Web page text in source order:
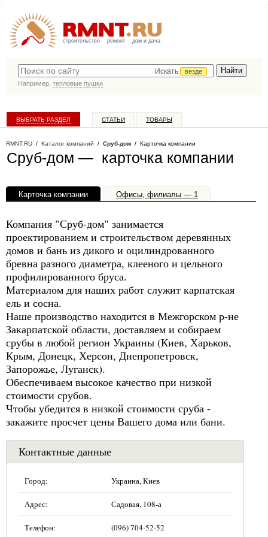
строительство ремонт дом и дача
Искать
везде
Например, тепловые пушки
ВЫБРАТЬ РАЗДЕЛ СТАТЬИ ТОВАРЫ
RMNT.RU / Каталог компаний / Сруб-дом / Карточка компании
Сруб-дом — карточка компании
Карточка компании Офисы, филиалы — 1
Компания "Сруб-дом" занимается
проектированием и строительством деревянных
домов и бань из дикого и оцилиндрованного
бревна разного диаметра, клееного и цельного
профилированного бруса.
Материалом для наших работ служит карпатская
ель и сосна.
Наше производство находится в Межгорском р-не
Закарпатской области, доставляем и собираем
срубы в любой регион Украины (Киев, Харьков,
Крым, Донецк, Херсон, Днепропетровск,
Запорожье, Луганск).
Обеспечиваем высокое качество при низкой
стоимости срубов.
Чтобы убедится в низкой стоимости сруба -
закажите просчет цены Вашего дома или бани.
Контактные данные
Город: Украина, Киев
Адрес: Садовая, 108-а
Телефон: (096) 704-52-52